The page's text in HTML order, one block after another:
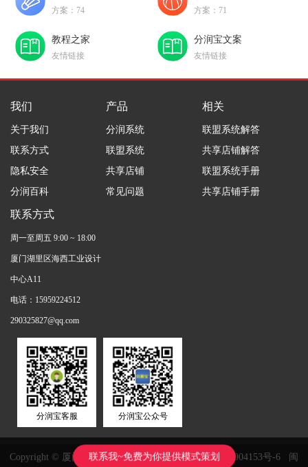
方案：74 方案：71
教程之家
友情链接
分润宝文案
友情链接
我们
关于我们
联系方式
隐私安全
分润百科
产品
分润系统
联盟系统
共享店铺
常见问题
相关
联盟系统解答
共享店铺解答
联盟系统手册
共享店铺手册
联系方式
周一至周五 9:00 ~ 18:00
厦门湖里区海西工业设计
中心A11
电话：15959224512
290325827@qq.com
分润宝客服 分润宝公众号
Copyright © 厦门鸿鑫正网络科技有限公司闽ICP备11004153号-6
闽
联系我~免费为你提供模式策划